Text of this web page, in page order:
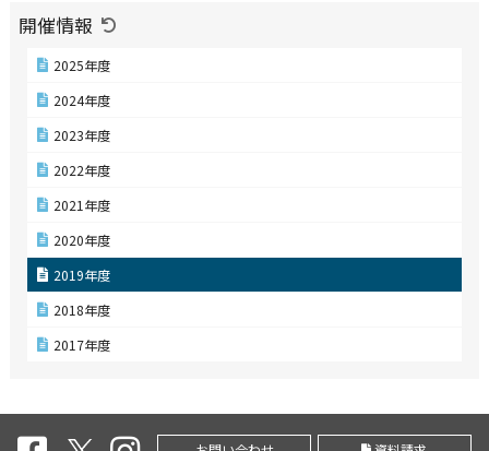
開催情報
2025年度
2024年度
2023年度
2022年度
2021年度
2020年度
2019年度
2018年度
2017年度